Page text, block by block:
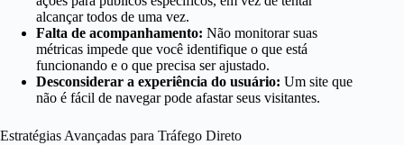
alcançar todos de uma vez.
Falta de acompanhamento: Não monitorar suas
métricas impede que você identifique o que está
funcionando e o que precisa ser ajustado.
Desconsiderar a experiência do usuário: Um site que
não é fácil de navegar pode afastar seus visitantes.
Estratégias Avançadas para Tráfego Direto